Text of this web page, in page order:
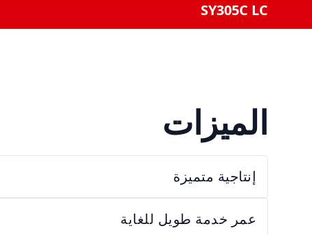
SY305C LC
الميزات
إنتاجية متميزة
عمر خدمة طويل للغاية